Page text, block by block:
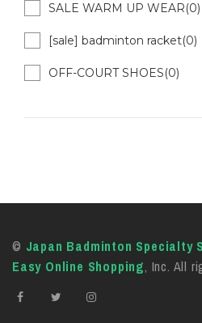
SALE WARM UP WEAR(0)
[sale] badminton racket(0)
OFF-COURT SHOES(0)
© Japan Badminton Specialty
Easy Online Shopping, Inc. All